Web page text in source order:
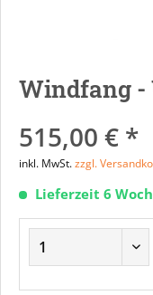
Windfang -
515,00 € *
inkl. MwSt.zzgl.
Lieferzeit 6